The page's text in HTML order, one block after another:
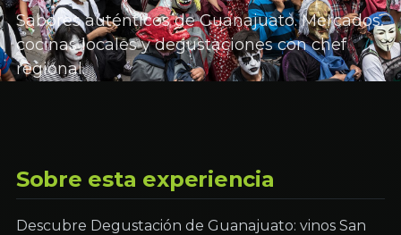
Sabores auténticos de Guanajuato. Mercados,
cocinas locales y degustaciones con chef
regional.
Sobre esta experiencia
Descubre Degustación de Guanajuato: vinos San